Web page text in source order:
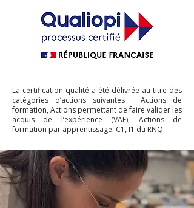
La certification qualité a été délivrée au titre des
catégories d’actions suivantes : Actions de
formation, Actions permettant de faire valider les
acquis de l’expérience (VAE), Actions de
formation par apprentissage. C1, I1 du RNQ.​​​